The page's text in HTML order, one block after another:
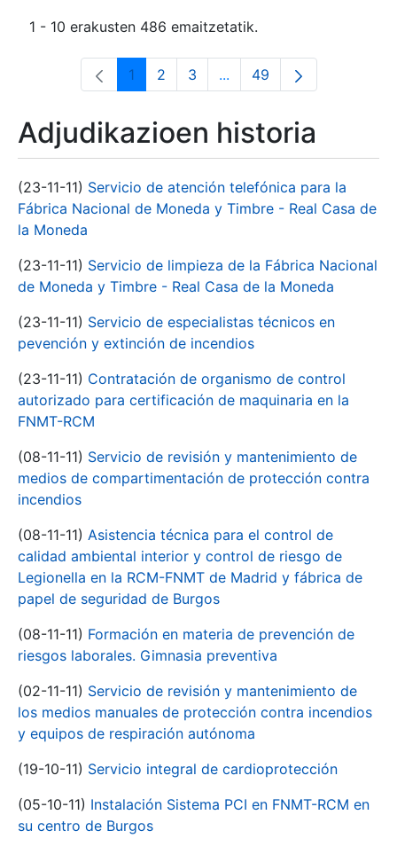
1 - 10 erakusten 486 emaitzetatik.
Orrialdea
1 Orrialdea
2 Orrialdea
3 ...Intermediate Pages Use
Orrialdea
49
Adjudikazioen historia
(23-11-11) Servicio de atención telefónica para la
Fábrica Nacional de Moneda y Timbre - Real Casa de
la Moneda
(23-11-11) Servicio de limpieza de la Fábrica Nacional
de Moneda y Timbre - Real Casa de la Moneda
(23-11-11) Servicio de especialistas técnicos en
pevención y extinción de incendios
(23-11-11) Contratación de organismo de control
autorizado para certificación de maquinaria en la
FNMT-RCM
(08-11-11) Servicio de revisión y mantenimiento de
medios de compartimentación de protección contra
incendios
(08-11-11) Asistencia técnica para el control de
calidad ambiental interior y control de riesgo de
Legionella en la RCM-FNMT de Madrid y fábrica de
papel de seguridad de Burgos
(08-11-11) Formación en materia de prevención de
riesgos laborales. Gimnasia preventiva
(02-11-11) Servicio de revisión y mantenimiento de
los medios manuales de protección contra incendios
y equipos de respiración autónoma
(19-10-11) Servicio integral de cardioprotección
(05-10-11) Instalación Sistema PCI en FNMT-RCM en
su centro de Burgos